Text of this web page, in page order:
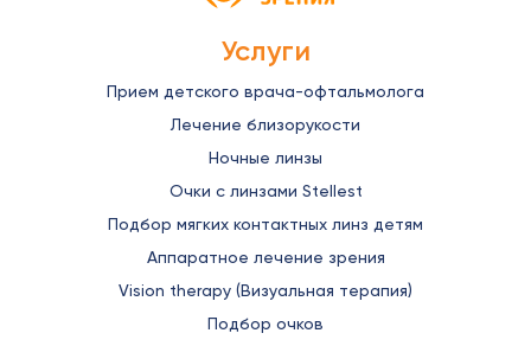
Услуги
Прием детского врача-офтальмолога
Лечение близорукости
Ночные линзы
Очки с линзами Stellest
Подбор мягких контактных линз детям
Аппаратное лечение зрения
Vision therapy (Визуальная терапия)
Подбор очков